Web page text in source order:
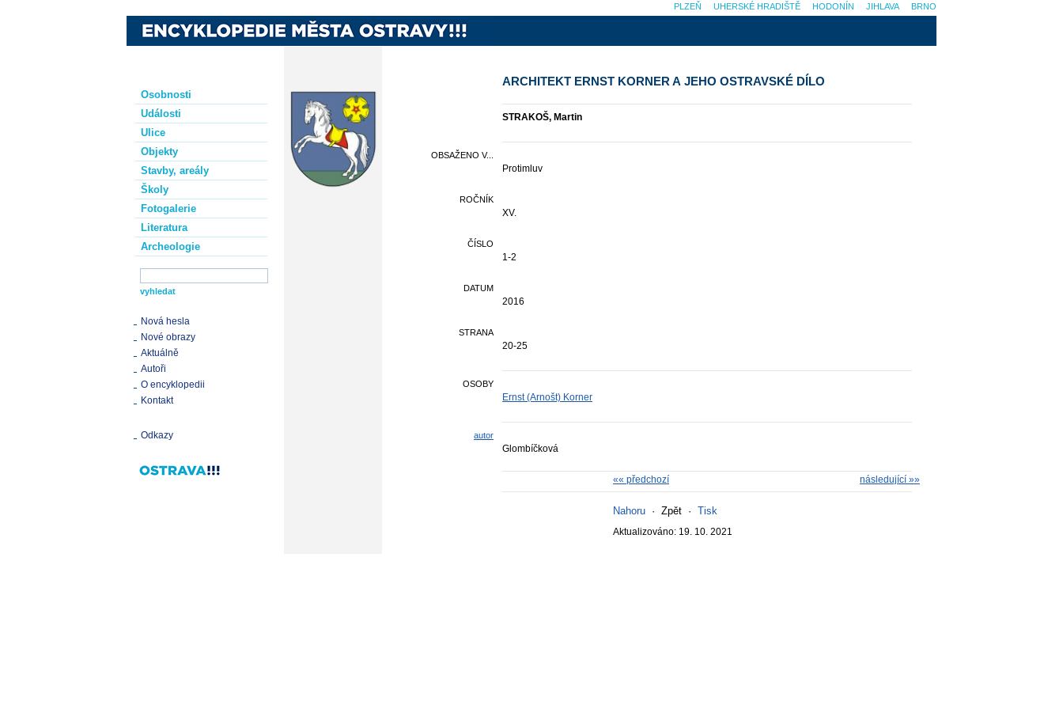
Osobnosti
Události
Ulice
Objekty
Stavby, areály
Školy
Fotogalerie
Literatura
Archeologie
Nová hesla
Nové obrazy
Aktuálně
Autoři
O encyklopedii
Kontakt
Odkazy
ARCHITEKT ERNST KORNER A JEHO OSTRAVSKÉ DÍLO
STRAKOŠ, Martin
OBSAŽENO V...
Protimluv
ROČNÍK
XV.
ČÍSLO
1-2
DATUM
2016
STRANA
20-25
OSOBY
Ernst (Arnošt) Korner
autor
Glombíčková
následující »»
«« předchozí
Nahoru · Zpět · Tisk
Aktualizováno: 19. 10. 2021
BRNO
JIHLAVA
HODONÍN
UHERSKÉ HRADIŠTĚ
PLZEŇ